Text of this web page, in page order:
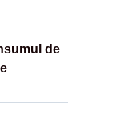
de